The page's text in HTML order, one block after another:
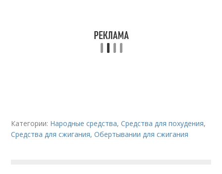
Категории: Народные средства,Средства для похудения,
Средства для сжигания,Обертывании для сжигания